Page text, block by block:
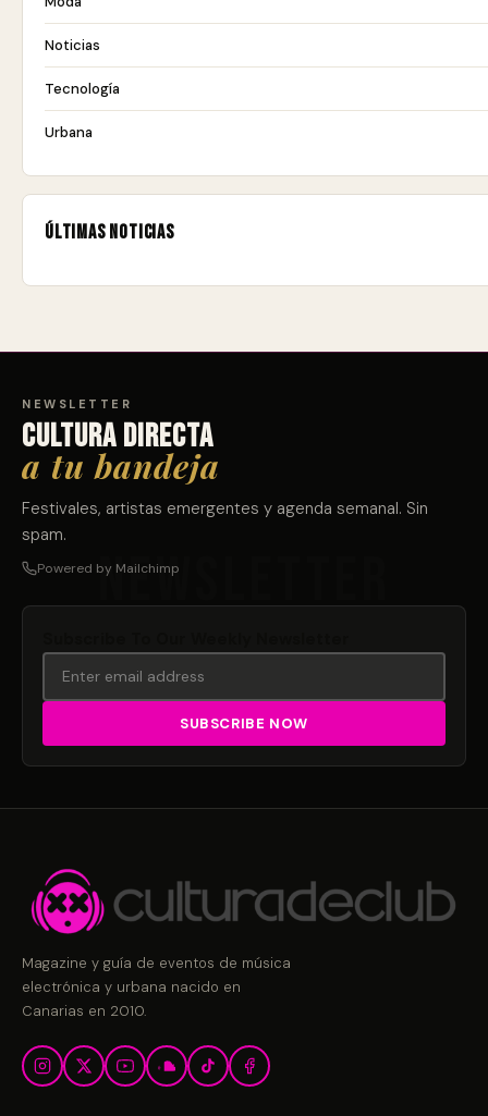
Noticias
Tecnología
Urbana
Últimas noticias
NEWSLETTER
Cultura directa
a tu bandeja
Festivales, artistas emergentes y agenda semanal. Sin
spam.
Powered by Mailchimp
Magazine y guía de eventos de música
electrónica y urbana nacido en
Canarias en 2010.